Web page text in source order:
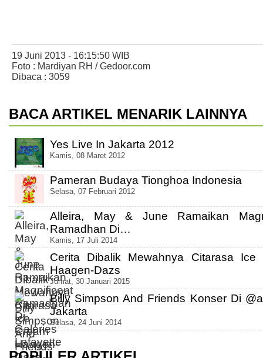
19 Juni 2013 - 16:15:50 WIB
Foto : Mardiyan RH / Gedoor.com
Dibaca : 3059
BACA ARTIKEL MENARIK LAINNYA
Yes Live In Jakarta 2012
Kamis, 08 Maret 2012
Pameran Budaya Tionghoa Indonesia
Selasa, 07 Februari 2012
Alleira, May & June Ramaikan
Ramadhan Di…
Kamis, 17 Juli 2014
Cerita Dibalik Mewahnya Citarasa Ice
Haagen-Dazs
Jumat, 30 Januari 2015
Billy Simpson And Friends Konser Di
Jakarta
Selasa, 24 Juni 2014